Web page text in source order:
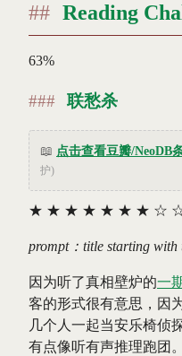
Reading
63%
联愁杀
📖 点击查看豆瓣/NeoDB
护)
★ ★ ★ ★ ★ ★ ★ ☆
prompt：title starting with
因为听了真相壁炉的一
客的形式很有意思，因
几个人一起当安乐椅侦
有点像听有声推理跑团